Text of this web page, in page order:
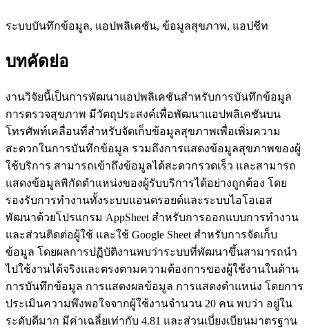
ระบบบันทึกข้อมูล, แอปพลิเคชัน, ข้อมูลสุขภาพ, แอปชีท
บทคัดย่อ
งานวิจัยนี้เป็นการพัฒนาแอปพลิเคชันสำหรับการบันทึกข้อมูล
การตรวจสุขภาพ มีวัตถุประสงค์เพื่อพัฒนาแอปพลิเคชันบน
โทรศัพท์เคลื่อนที่สำหรับจัดเก็บข้อมูลสุขภาพเพื่อเพิ่มความ
สะดวกในการบันทึกข้อมูล รวมถึงการแสดงข้อมูลสุขภาพของผู้
ใช้บริการ สามารถเข้าถึงข้อมูลได้สะดวกรวดเร็ว และสามารถ
แสดงข้อมูลพิกัดตำแหน่งของผู้รับบริการได้อย่างถูกต้อง โดย
รองรับการทำงานทั้งระบบแอนดรอยด์และระบบไอโอเอส
พัฒนาด้วยโปรแกรม AppSheet สำหรับการออกแบบการทำงาน
และส่วนติดต่อผู้ใช้ และใช้ Google Sheet สำหรับการจัดเก็บ
ข้อมูล โดยผลการปฏิบัติงานพบว่าระบบที่พัฒนาขึ้นสามารถนำ
ไปใช้งานได้จริงและตรงตามความต้องการของผู้ใช้งานในด้าน
การบันทึกข้อมูล การแสดงผลข้อมูล การแสดงตำแหน่ง โดยการ
ประเมินความพึงพอใจจากผู้ใช้งานจำนวน 20 คน พบว่า อยู่ใน
ระดับดีมาก มีค่าเฉลี่ยเท่ากับ 4.81 และส่วนเบี่ยงเบียนมาตรฐาน